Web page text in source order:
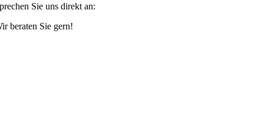
Sie uns direkt an:
beraten Sie gern!